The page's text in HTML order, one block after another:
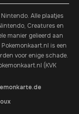
Alle plaatjes
Creatures en
manier gelieerd aan
is een
voor enige schade.
(KVK